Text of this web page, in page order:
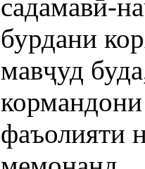
садамавӣ-
бурдани
мавҷуд
фаъолияти